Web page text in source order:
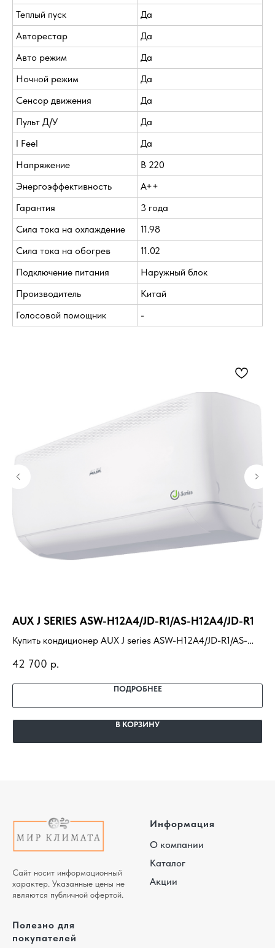
Теплый пуск
Да
Авторестар
Да
Авто режим
Да
Ночной режим
Да
Сенсор движения
Да
Пульт Д/У
Да
I Feel
Да
Напряжение
В 220
Энергоэффективность
A++
Гарантия
3 года
Сила тока на охлаждение
11.98
Сила тока на обогрев
11.02
Подключение питания
Наружный блок
Производитель
Китай
Голосовой помощник
-
AUX J SERIES ASW-H12A4/JD-R1/AS-H12A4/JD-R1
Купить кондиционер AUX J series ASW-H12A4/JD-R1/AS-
помещение, доставка, профессиональный монтаж и
гарантия.
42 700 р.
ПОДРОБНЕЕ
В КОРЗИНУ
Сайт носит информационный
характер. Указанные цены не
являются публичной офертой.
Информация
О компании
Каталог
Акции
Полезно для
покупателей